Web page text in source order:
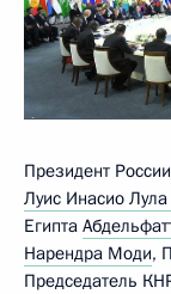
Президент
Луис Инасио
Египта
Нарендра Моди,
Председатель